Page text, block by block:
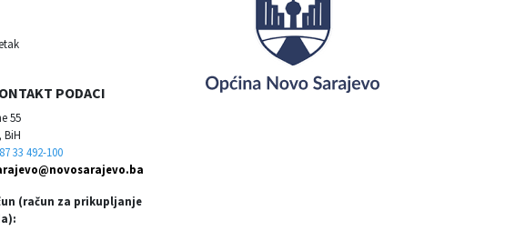
PODACI
55
BiH
33 492-100
(račun za prikupljanje